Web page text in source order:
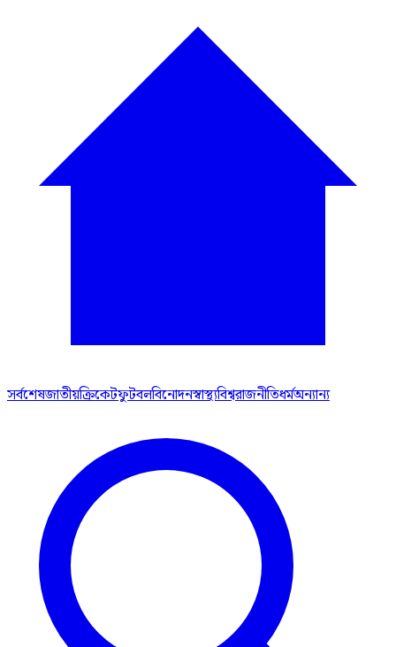
সর্বশেষজাতীয়ক্রিকেটফুটবলবিনোদনস্বাস্থ্যবিশ্বরাজনীতিধর্মঅন্যান্য